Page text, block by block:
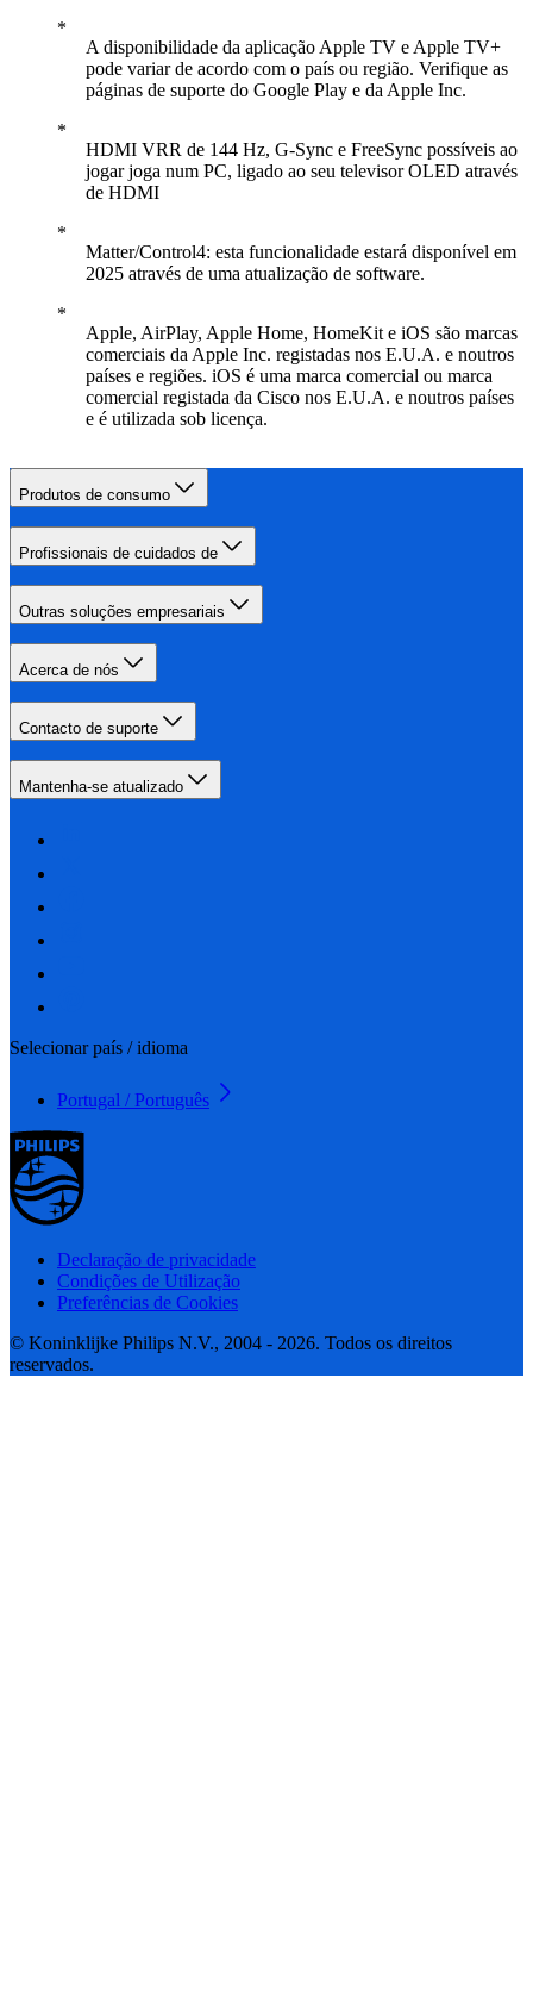
A disponibilidade da aplicação Apple TV e Apple TV+
pode variar de acordo com o país ou região. Verifique as
páginas de suporte do Google Play e da Apple Inc.
HDMI VRR de 144 Hz, G-Sync e FreeSync possíveis ao
jogar joga num PC, ligado ao seu televisor OLED através
de HDMI
Matter/Control4: esta funcionalidade estará disponível em
2025 através de uma atualização de software.
Apple, AirPlay, Apple Home, HomeKit e iOS são marcas
comerciais da Apple Inc. registadas nos E.U.A. e noutros
países e regiões. iOS é uma marca comercial ou marca
comercial registada da Cisco nos E.U.A. e noutros países
e é utilizada sob licença.
Produtos de consumo
Profissionais de cuidados de
Outras soluções empresariais
Acerca de nós
Contacto de suporte
Mantenha-se atualizado
Selecionar país / idioma
Portugal / Português
Declaração de privacidade
Condições de Utilização
Preferências de Cookies
© Koninklijke Philips N.V., 2004 - 2026. Todos os direitos
reservados.